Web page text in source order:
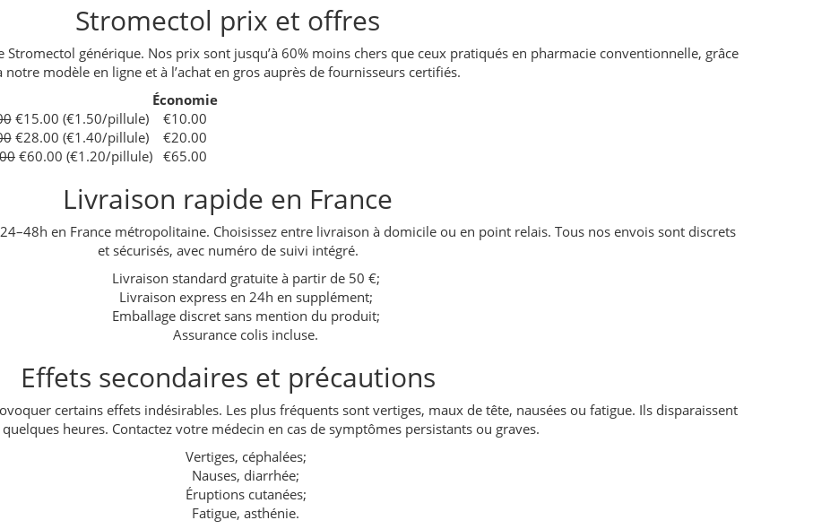
Stromectol prix et offres
générique. Nos prix sont jusqu’à 60% moins chers que ceux pratiqués en pharmacie conventionnelle, grâce
notre modèle en ligne et à l’achat en gros auprès de fournisseurs certifiés.
Économie
€15.00 (€1.50/pillule)
€10.00
€28.00 (€1.40/pillule)
€20.00
€60.00 (€1.20/pillule) €65.00
Livraison rapide en France
en France métropolitaine. Choisissez entre livraison à domicile ou en point relais. Tous nos envois sont discrets
et sécurisés, avec numéro de suivi intégré.
Livraison standard gratuite à partir de 50 €;
Livraison express en 24h en supplément;
Emballage discret sans mention du produit;
Assurance colis incluse.
Effets secondaires et précautions
certains effets indésirables. Les plus fréquents sont vertiges, maux de tête, nausées ou fatigue. Ils disparaissent
heures. Contactez votre médecin en cas de symptômes persistants ou graves.
Vertiges, céphalées;
Nauses, diarrhée;
Éruptions cutanées;
Fatigue, asthénie.